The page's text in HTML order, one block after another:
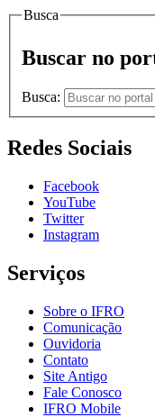
Busca
Buscar no
Busca:
Redes Sociais
Facebook
YouTube
Twitter
Instagram
Serviços
Sobre o IFRO
Comunicação
Ouvidoria
Contato
Site Antigo
Fale Conosco
IFRO Mobile